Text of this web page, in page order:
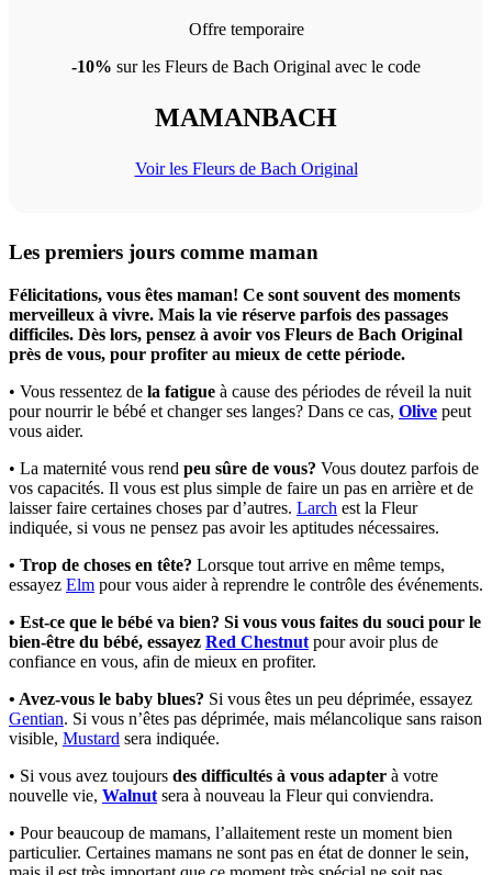
Offre temporaire
-10% sur les Fleurs de Bach Original avec le code
MAMANBACH
Voir les Fleurs de Bach Original
Les premiers jours comme maman
Félicitations, vous êtes maman! Ce sont souvent des moments
merveilleux à vivre. Mais la vie réserve parfois des passages
difficiles. Dès lors, pensez à avoir vos Fleurs de Bach Original
près de vous, pour profiter au mieux de cette période.
• Vous ressentez de la fatigue à cause des périodes de réveil la nuit
pour nourrir le bébé et changer ses langes? Dans ce cas, Olive peut
vous aider.
• La maternité vous rend peu sûre de vous? Vous doutez parfois de
vos capacités. Il vous est plus simple de faire un pas en arrière et de
laisser faire certaines choses par d’autres. Larch est la Fleur
indiquée, si vous ne pensez pas avoir les aptitudes nécessaires.
• Trop de choses en tête? Lorsque tout arrive en même temps,
essayez Elm pour vous aider à reprendre le contrôle des événements.
• Est-ce que le bébé va bien? Si vous vous faites du souci pour le
bien-être du bébé, essayez Red Chestnut pour avoir plus de
confiance en vous, afin de mieux en profiter.
• Avez-vous le baby blues? Si vous êtes un peu déprimée, essayez
Gentian. Si vous n’êtes pas déprimée, mais mélancolique sans raison
visible, Mustard sera indiquée.
• Si vous avez toujours des difficultés à vous adapter à votre
nouvelle vie, Walnut sera à nouveau la Fleur qui conviendra.
• Pour beaucoup de mamans, l’allaitement reste un moment bien
particulier. Certaines mamans ne sont pas en état de donner le sein,